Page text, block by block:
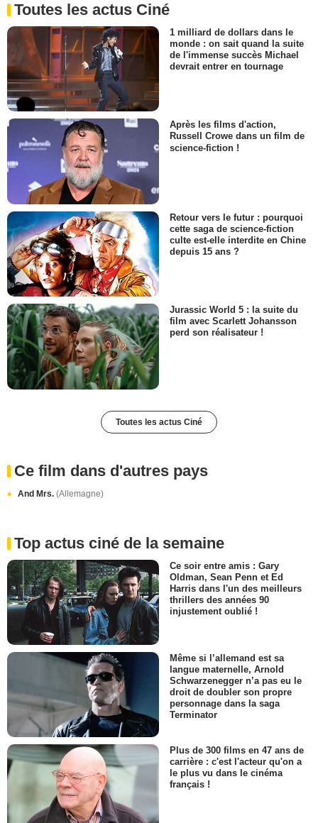
Toutes les actus Ciné
1 milliard de dollars dans le
monde : on sait quand la suite
de l'immense succès Michael
devrait entrer en tournage
Après les films d'action,
Russell Crowe dans un film de
science-fiction !
Retour vers le futur : pourquoi
cette saga de science-fiction
culte est-elle interdite en Chine
depuis 15 ans ?
Jurassic World 5 : la suite du
film avec Scarlett Johansson
perd son réalisateur !
Toutes les actus Ciné
Ce film dans d'autres pays
And Mrs. (Allemagne)
Top actus ciné de la semaine
Ce soir entre amis : Gary
Oldman, Sean Penn et Ed
Harris dans l'un des meilleurs
thrillers des années 90
injustement oublié !
Même si l’allemand est sa
langue maternelle, Arnold
Schwarzenegger n’a pas eu le
droit de doubler son propre
personnage dans la saga
Terminator
Plus de 300 films en 47 ans de
carrière : c'est l'acteur qu'on a
le plus vu dans le cinéma
français !